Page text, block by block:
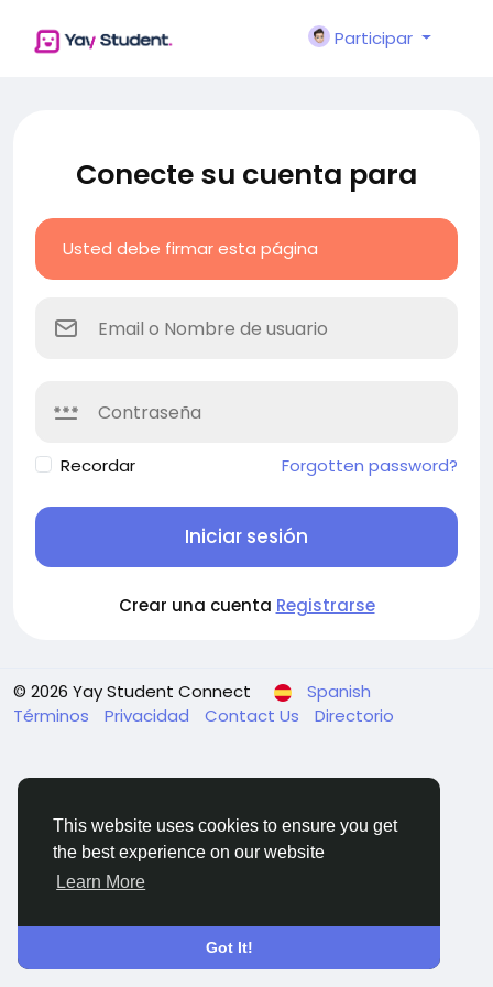
This website uses cookies to ensure you get
the best experience on our website
Learn More
Got It!
Participar
Conecte su cuenta para
Usted debe firmar esta página
Recordar Forgotten password?
Iniciar sesión
Crear una cuenta Registrarse
© 2026 Yay Student Connect
Spanish
Términos
Privacidad Contact Us Directorio